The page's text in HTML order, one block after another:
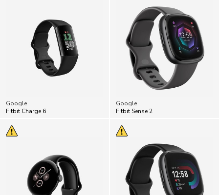
Google
Fitbit Charge 6
Google
Fitbit Sense 2